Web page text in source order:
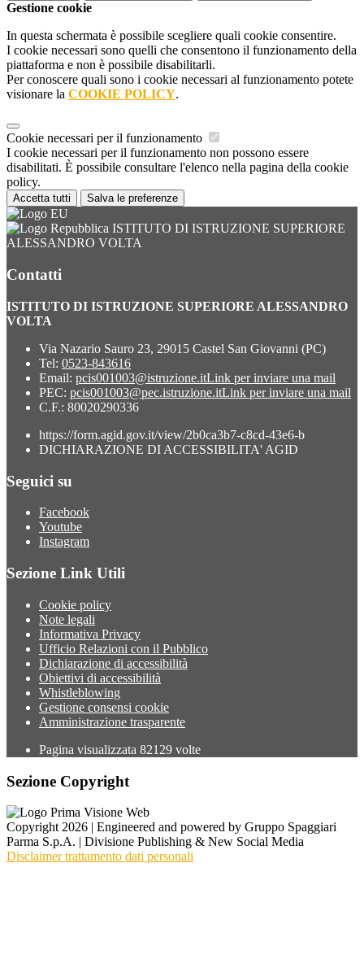
Gestione cookie
In questa schermata è possibile scegliere quali cookie consentire.
I cookie necessari sono quelli che consentono il funzionamento della
piattaforma e non è possibile disabilitarli.
Per conoscere quali sono i cookie necessari al funzionamento potete
visionare la COOKIE POLICY.
Cookie necessari per il funzionamento
I cookie necessari per il funzionamento non possono essere
disabilitati. È possibile consultare l'elenco nella pagina della cookie
policy.
Accetta tutti Salva le preferenze
ISTITUTO DI ISTRUZIONE SUPERIORE
ALESSANDRO VOLTA
Contatti
ISTITUTO DI ISTRUZIONE SUPERIORE ALESSANDRO
VOLTA
Via Nazario Sauro 23, 29015 Castel San Giovanni (PC)
Tel: 0523-843616
Email: pcis001003@istruzione.itLink per inviare una mail
PEC: pcis001003@pec.istruzione.itLink per inviare una mail
C.F.: 80020290336
https://form.agid.gov.it/view/2b0ca3b7-c8cd-43e6-b
DICHIARAZIONE DI ACCESSIBILITA' AGID
Seguici su
Facebook
Youtube
Instagram
Sezione Link Utili
Cookie policy
Note legali
Informativa Privacy
Ufficio Relazioni con il Pubblico
Dichiarazione di accessibilità
Obiettivi di accessibilità
Whistleblowing
Gestione consensi cookie
Amministrazione trasparente
Pagina visualizzata 82129 volte
Sezione Copyright
Copyright 2026 | Engineered and powered by Gruppo Spaggiari
Parma S.p.A. | Divisione Publishing & New Social Media
Disclaimer trattamento dati personali